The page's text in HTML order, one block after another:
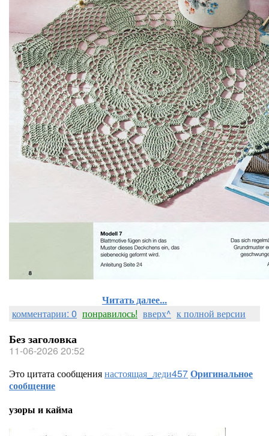
Читать далее...
комментарии: 0 понравилось! вверх^ к полной версии
Без заголовка
11-06-2026 20:52
Это цитата сообщениянастоящая_леди457Оригинальное
сообщение
узоры и кайма